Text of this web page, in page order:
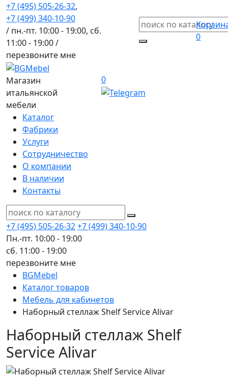
+7 (495) 505-26-32,
+7 (499) 340-10-90
/ пн.-пт. 10:00 - 19:00, сб.
11:00 - 19:00 /
перезвоните мне
0
Магазин
итальянской
мебели
0
Каталог
Фабрики
Услуги
Сотрудничество
О компании
В наличии
Контакты
+7 (495) 505-26-32+7 (499) 340-10-90
Пн.-пт. 10:00 - 19:00
сб. 11:00 - 19:00
перезвоните мне
BGMebel
Каталог товаров
Мебель для кабинетов
Наборный стеллаж Shelf Service Alivar
Наборный стеллаж Shelf
Service Alivar